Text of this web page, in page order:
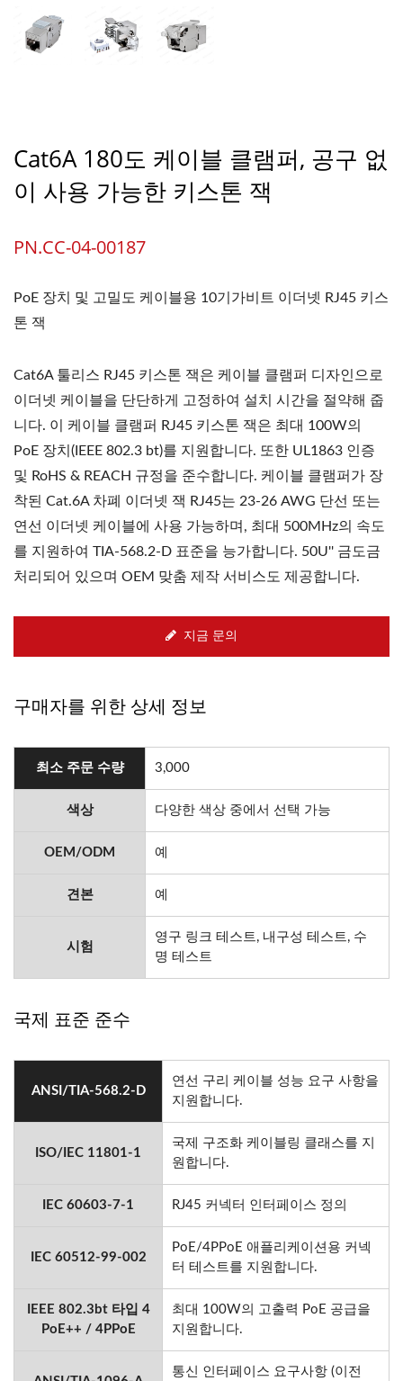
Cat6A 180도 케이블 클램퍼, 공구 없
이 사용 가능한 키스톤 잭
PN.CC-04-00187
PoE 장치 및 고밀도 케이블용 10기가비트 이더넷 RJ45 키스
톤 잭
Cat6A 툴리스 RJ45 키스톤 잭은 케이블 클램퍼 디자인으로
이더넷 케이블을 단단하게 고정하여 설치 시간을 절약해 줍
니다. 이 케이블 클램퍼 RJ45 키스톤 잭은 최대 100W의
PoE 장치(IEEE 802.3 bt)를 지원합니다. 또한 UL1863 인증
및 RoHS & REACH 규정을 준수합니다. 케이블 클램퍼가 장
착된 Cat.6A 차폐 이더넷 잭 RJ45는 23-26 AWG 단선 또는
연선 이더넷 케이블에 사용 가능하며, 최대 500MHz의 속도
를 지원하여 TIA-568.2-D 표준을 능가합니다. 50U'' 금도금
처리되어 있으며 OEM 맞춤 제작 서비스도 제공합니다.
지금 문의
구매자를 위한 상세 정보
최소 주문 수량 3,000
색상 다양한 색상 중에서 선택 가능
OEM/ODM 예
견본 예
시험
영구 링크 테스트, 내구성 테스트, 수
명 테스트
국제 표준 준수
ANSI/TIA-568.2-D
연선 구리 케이블 성능 요구 사항을
지원합니다.
ISO/IEC 11801-1
국제 구조화 케이블링 클래스를 지
원합니다.
IEC 60603-7-1 RJ45 커넥터 인터페이스 정의
IEC 60512-99-002
PoE/4PPoE 애플리케이션용 커넥
터 테스트를 지원합니다.
IEEE 802.3bt 타입 4
PoE++ / 4PPoE
최대 100W의 고출력 PoE 공급을
지원합니다.
통신 인터페이스 요구사항 (이전